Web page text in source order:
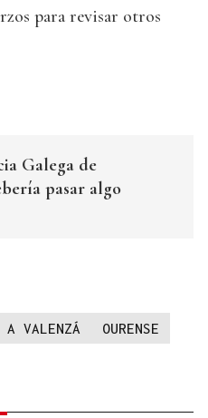
para revisar otros
Galega de
pasar algo
A VALENZÁ
OURENSE